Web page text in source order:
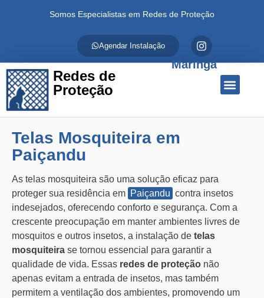
Somos Especialistas em Redes de Proteção
Agendar Instalação
Redes de
Proteção
Maringá
Telas Mosquiteira em
Paiçandu
As telas mosquiteira são uma solução eficaz para
proteger sua residência em Paiçandu contra insetos
indesejados, oferecendo conforto e segurança. Com a
crescente preocupação em manter ambientes livres de
mosquitos e outros insetos, a instalação de telas
mosquiteira se tornou essencial para garantir a
qualidade de vida. Essas redes de proteção não
apenas evitam a entrada de insetos, mas também
permitem a ventilação dos ambientes, promovendo um